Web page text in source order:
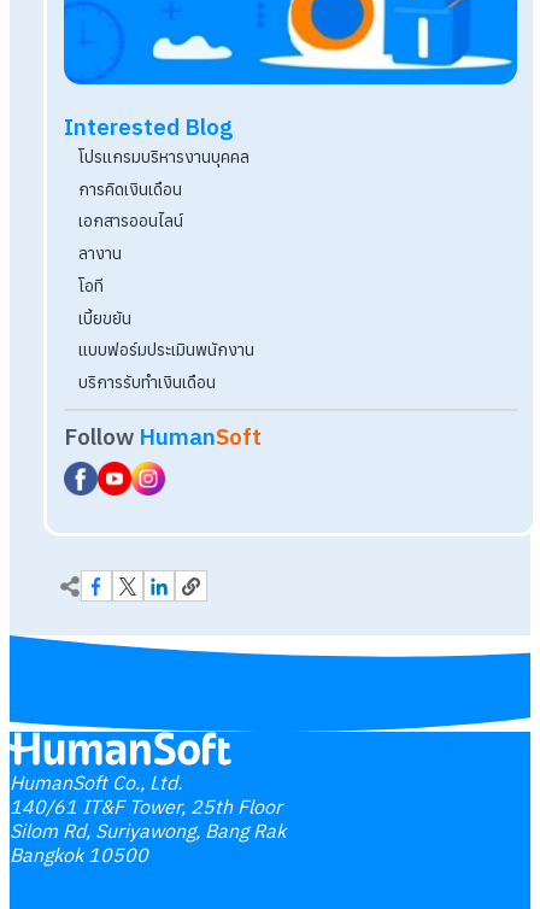
เตรียมตัวสัมภาษณ์งานออนไลน์อย่างไร ให้เป็นคนที่ถู
HumanSoft Co., Ltd.
140/61 IT&F Tower, 25th Floor
Silom Rd, Suriyawong, Bang Rak
Bangkok 10500